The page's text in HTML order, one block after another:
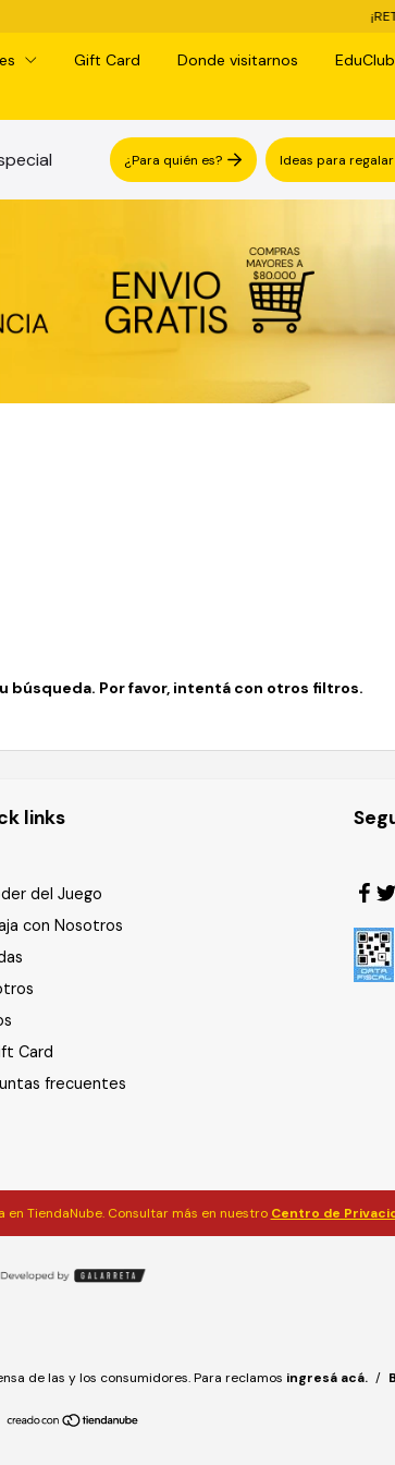
Gift Card Donde visitarnos
EduClub
¿Para quién es? Ideas para regalar
búsqueda. Por favor, intentá con otros filtros.
links
del Juego
con Nosotros
Card
frecuentes
TiendaNube. Consultar más en nuestro Centro de
de las y los consumidores. Para reclamos ingresá acá. /